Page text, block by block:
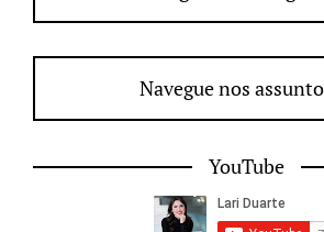
Navegue nos
YouTube